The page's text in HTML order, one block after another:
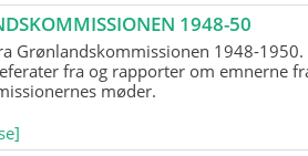
1948-50
Grønlandskommissionen 1948-1950.
fra og rapporter om emnerne
møder.